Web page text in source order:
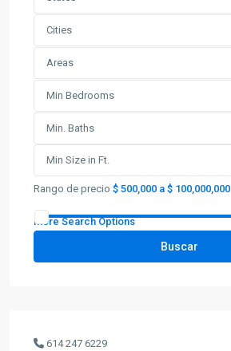
Cities
Areas
Min Bedrooms
Min. Baths
Rango de precio $ 500,000 a $ 100,000,000
More Search Options
Buscar
614 247 6229